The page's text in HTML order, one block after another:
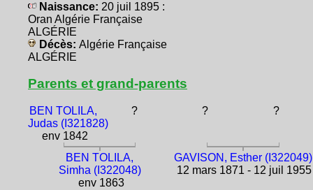
Naissance: 20 juil 1895 :
Oran Algérie Française
ALGÉRIE
Décès: Algérie Française
ALGÉRIE
Parents et grand-parents
BEN TOLILA,
Judas (I321828)
env 1842
? ? ?
BEN TOLILA,
Simha (I322048)
env 1863
GAVISON, Esther (I322049)
12 mars 1871 - 12 juil 1955